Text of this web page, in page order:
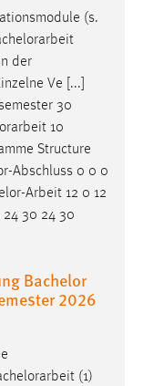
(s.
der
Ve [...]
30
10
Structure
Abschluss 0 0 0
Arbeit 12 0 12
24 30 24 30
Bachelor
2026
(1)